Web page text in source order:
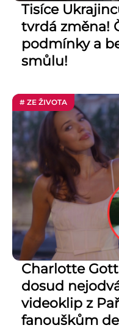
Tisíce
tvrdá změna!
podmínky a
smůlu!
# ZE ŽIVOTA
Charlotte
dosud
videoklip z
fanouškům